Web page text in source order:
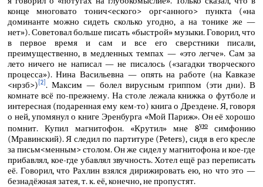
конце многовато тонич<еского> орг<анного> пункта («на
доминанте можно сидеть сколько угодно, а на тонике же —
нет»). Советовал больше писать «быстрой» музыки. Говорил, что
в первое время и сам и все его сверстники писали,
преимущественно, в медленных темпах — «это легче». Сам за
лето ничего не написал — не писалось («загадки творческого
процесса»). Нина Васильевна — опять на работе (на Кавказе
<нрзб>) [2]. Максим — болел вирусным гриппом (эти дни). В
комнате всё по-прежнему. На столе лежала книжка о футболе и
интересная (подаренная ему кем-то) книга о Дрездене. Я, говоря
о ней, упомянул о книге Эренбурга «Мой Париж». Он её хорошо
помнит. Купил магнитофон. «Крутил» мне 8уюсимфонию
(Мравинский). Я следил по партитуре (Peters), сидя в его кресле
за письм<менным> столом. Он же сидел у магнитофона и кое-где
прибавлял, кое-где убавлял звучность. Хотел ещё раз переписать
её. Говорил, что Рахлин взялся дирижировать ею, но что это —
безнадёжная затея, т. к. её, конечно, не пропустят.